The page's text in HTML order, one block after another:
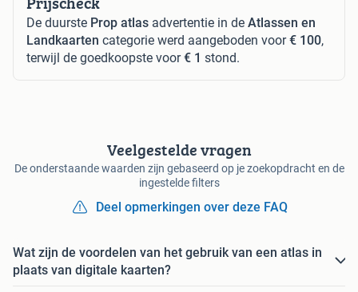
De duurste Prop atlas advertentie in de Atlassen en
Landkaarten categorie werd aangeboden voor€ 100,
terwijl de goedkoopste voor€ 1 stond.
Veelgestelde vragen
De onderstaande waarden zijn gebaseerd op je zoekopdracht en de
ingestelde filters
Deel opmerkingen over deze FAQ
Wat zijn de voordelen van het gebruik van een atlas in
plaats van digitale kaarten?